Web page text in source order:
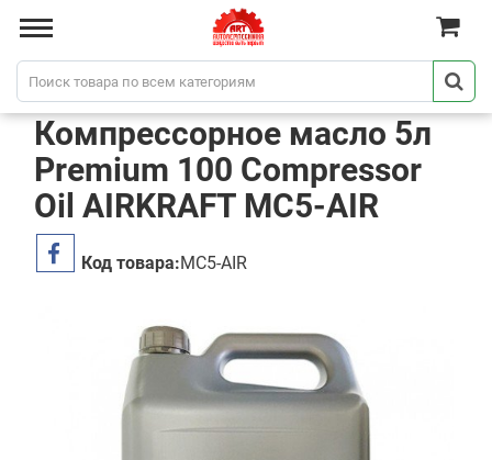
Компрессорное масло 5л
Premium 100 Compressor
Oil AIRKRAFT MC5-AIR
Код товара:MC5-AIR